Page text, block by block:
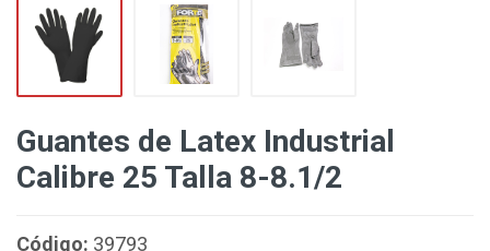
Guantes de Latex Industrial
Calibre 25 Talla 8-8.1/2
Código: 39793